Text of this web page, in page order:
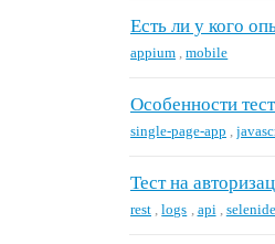
Есть ли у кого
appium ,mobile
Особенности
single-page-app ,
Тест на
rest ,logs , api , selenide